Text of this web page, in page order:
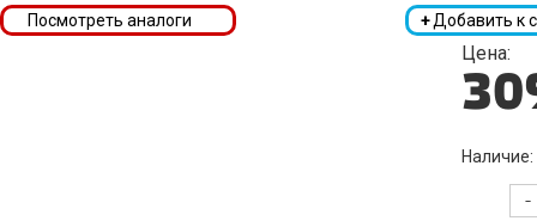
+Добавить к
Посмотреть аналоги
Цена:
Наличие:
-